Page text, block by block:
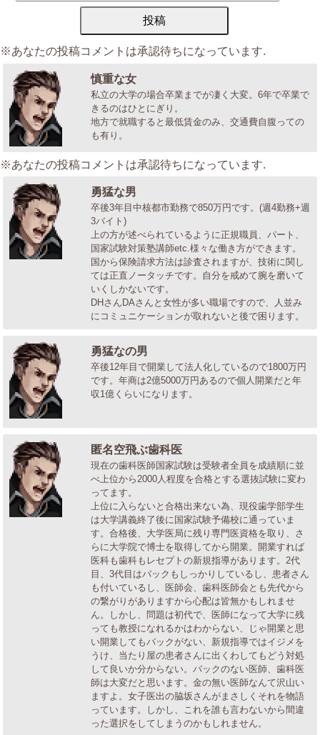
※あなたの投稿コメントは承認待ちになっています.
慎重な女
私立の大学の場合卒業までが凄く大変。6年で卒業で
きるのはひとにぎり。
地方で就職すると最低賃金のみ、交通費自腹っての
も有り。
※あなたの投稿コメントは承認待ちになっています.
勇猛な男
卒後3年目中核都市勤務で850万円です。(週4勤務+週
3バイト)
上の方が述べられているように正規職員、パート、
国家試験対策塾講師etc.様々な働き方ができます。
国から保険請求方法は診査されますが、技術に関し
ては正直ノータッチです。自分を戒めて腕を磨いて
いくしかないです。
DHさんDAさんと女性が多い職場ですので、人並み
にコミュニケーションが取れないと後で困ります。
勇猛なの男
卒後12年目で開業して法人化しているので1800万円
です。年商は2億5000万円あるので個人開業だと年
収1億くらいになります。
匿名空飛ぶ歯科医
現在の歯科医師国家試験は受験者全員を成績順に並
べ上位から2000人程度を合格とする選抜試験に変わ
ってます。
上位に入らないと合格出来ない為、現役歯学部学生
は大学講義終了後に国家試験予備校に通っていま
す。合格後、大学医局に残り専門医資格を取り、さ
らに大学院で博士を取得してから開業。開業すれば
医科も歯科もレセプトの新規指導があります。2代
目、3代目はバックもしっかりしているし、患者さん
も付いているし、医師会、歯科医師会とも先代から
の繋がりがありますから心配は皆無かもしれませ
ん。しかし、問題は初代で、医師になって大学に残
っても教授になれるかはわからない、じゃ開業と思
い開業してもバックがない、新規指導ではイジメを
うけ、当たり屋の患者さんに出くわしてもどう対処
して良いか分からない。バックのない医師、歯科医
師は大変だと思います。金の無い医師なんて沢山い
ますよ。女子医出の脇坂さんがまさしくそれを物語
っています。しかし、これを誰も言わないから間違
った選択をしてしまうのかもしれません。